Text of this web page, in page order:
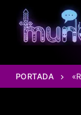
contenido
PORTADA